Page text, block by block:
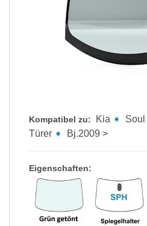
Kompatibel zu: Kia ➧ Soul
Türer ➧ Bj.2009 >
Eigenschaften: